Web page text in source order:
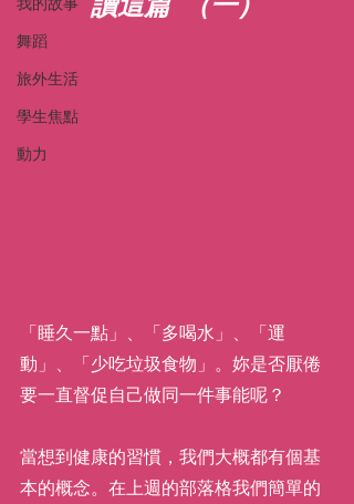
舞蹈
旅外生活
學生焦點
動力
「睡久一點」、「多喝水」、「運
動」、「少吃垃圾食物」。妳是否厭倦
要一直督促自己做同一件事能呢？
當想到健康的習慣，我們大概都有個基
本的概念。在上週的部落格我們簡單的